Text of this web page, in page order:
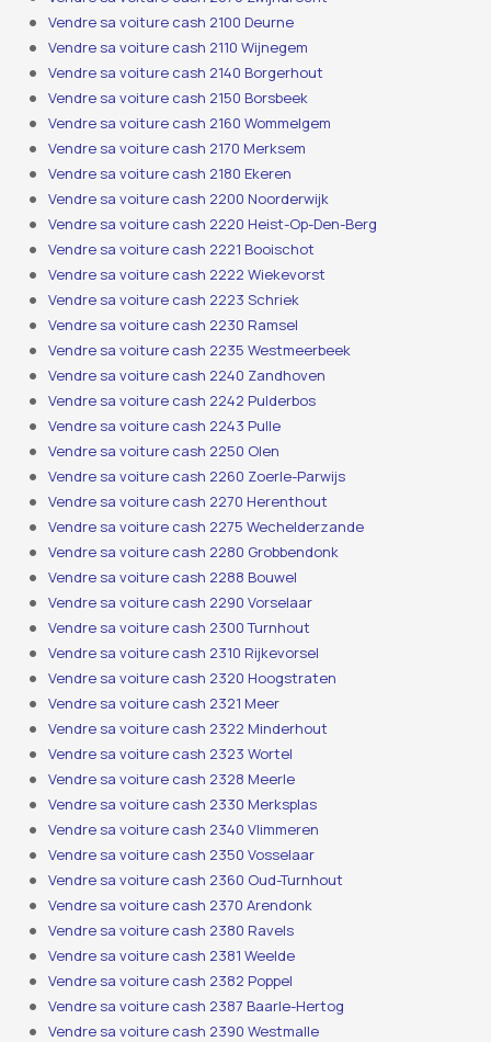
Vendre sa voiture cash 2100 Deurne
Vendre sa voiture cash 2110 Wijnegem
Vendre sa voiture cash 2140 Borgerhout
Vendre sa voiture cash 2150 Borsbeek
Vendre sa voiture cash 2160 Wommelgem
Vendre sa voiture cash 2170 Merksem
Vendre sa voiture cash 2180 Ekeren
Vendre sa voiture cash 2200 Noorderwijk
Vendre sa voiture cash 2220 Heist-Op-Den-Berg
Vendre sa voiture cash 2221 Booischot
Vendre sa voiture cash 2222 Wiekevorst
Vendre sa voiture cash 2223 Schriek
Vendre sa voiture cash 2230 Ramsel
Vendre sa voiture cash 2235 Westmeerbeek
Vendre sa voiture cash 2240 Zandhoven
Vendre sa voiture cash 2242 Pulderbos
Vendre sa voiture cash 2243 Pulle
Vendre sa voiture cash 2250 Olen
Vendre sa voiture cash 2260 Zoerle-Parwijs
Vendre sa voiture cash 2270 Herenthout
Vendre sa voiture cash 2275 Wechelderzande
Vendre sa voiture cash 2280 Grobbendonk
Vendre sa voiture cash 2288 Bouwel
Vendre sa voiture cash 2290 Vorselaar
Vendre sa voiture cash 2300 Turnhout
Vendre sa voiture cash 2310 Rijkevorsel
Vendre sa voiture cash 2320 Hoogstraten
Vendre sa voiture cash 2321 Meer
Vendre sa voiture cash 2322 Minderhout
Vendre sa voiture cash 2323 Wortel
Vendre sa voiture cash 2328 Meerle
Vendre sa voiture cash 2330 Merksplas
Vendre sa voiture cash 2340 Vlimmeren
Vendre sa voiture cash 2350 Vosselaar
Vendre sa voiture cash 2360 Oud-Turnhout
Vendre sa voiture cash 2370 Arendonk
Vendre sa voiture cash 2380 Ravels
Vendre sa voiture cash 2381 Weelde
Vendre sa voiture cash 2382 Poppel
Vendre sa voiture cash 2387 Baarle-Hertog
Vendre sa voiture cash 2390 Westmalle